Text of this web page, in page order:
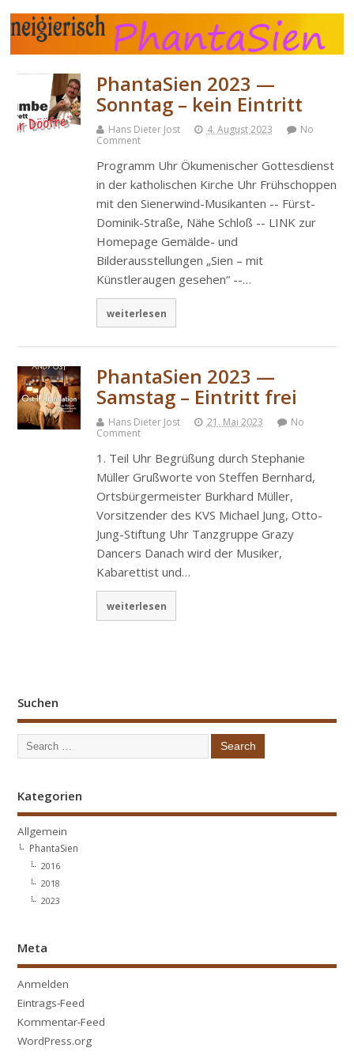
PhantaSien 2023 —
Sonntag – kein Eintritt
Hans Dieter Jost 4. August 2023
No
Comment
Programm Uhr Ökumenischer Gottesdienst
in der katholischen Kirche Uhr Frühschoppen
mit den Sienerwind-Musikanten -- Fürst-
Dominik-Straße, Nähe Schloß -- LINK zur
Homepage Gemälde- und
Bilderausstellungen „Sien – mit
Künstleraugen gesehen“ --…
weiterlesen
PhantaSien 2023 —
Samstag – Eintritt frei
Hans Dieter Jost 21. Mai 2023
No
Comment
1. Teil Uhr Begrüßung durch Stephanie
Müller Grußworte von Steffen Bernhard,
Ortsbürgermeister Burkhard Müller,
Vorsitzender des KVS Michael Jung, Otto-
Jung-Stiftung Uhr Tanzgruppe Grazy
Dancers Danach wird der Musiker,
Kabarettist und…
weiterlesen
Suchen
Kategorien
Allgemein
PhantaSien
2016
2018
2023
Meta
Anmelden
Eintrags-Feed
Kommentar-Feed
WordPress.org